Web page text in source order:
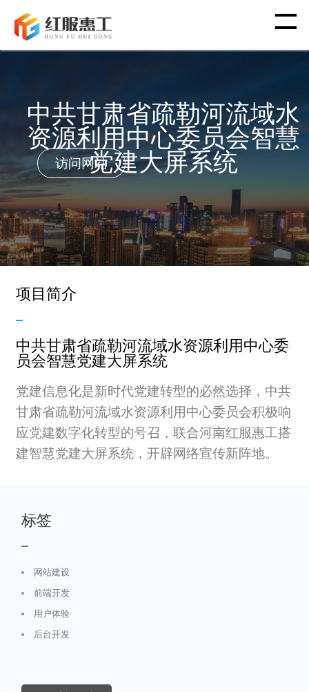
智 慧 工 会
党 建 功 能
渠 道 合 作
客 户 案 例
新 闻 资 讯
关 于 我 们
中共甘肃省疏勒河流域水
资源利用中心委员会智慧
党建大屏系统
访问网站
项目简介
中共甘肃省疏勒河流域水资源利用中心委
员会智慧党建大屏系统
党建信息化是新时代党建转型的必然选择，中共
甘肃省疏勒河流域水资源利用中心委员会积极响
应党建数字化转型的号召，联合河南红服惠工搭
建智慧党建大屏系统，开辟网络宣传新阵地。
标签
网站建设
前端开发
用户体验
后台开发